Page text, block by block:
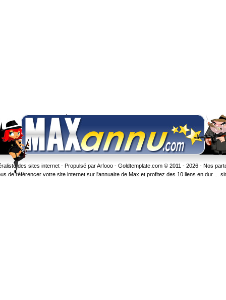
des sites internet - Propulsé par Arfooo - Goldtemplate.com© 2011 - 2026 - Nos
de référencer votre site internet sur l'annuaire de Max et profitez des 10 liens en dur ...